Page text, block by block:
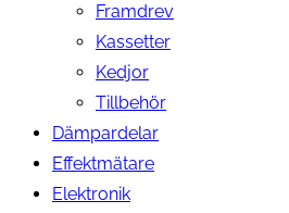
Framdrev
Kassetter
Kedjor
Tillbehör
Dämpardelar
Effektmätare
Elektronik